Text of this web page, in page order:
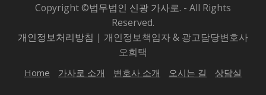
Copyright ©법무법인 신광 가사로. - All Rights
Reserved.
개인정보처리방침 | 개인정보책임자 & 광고담당변호사
오희택
Home 가사로 소개 변호사 소개 오시는 길 상담실